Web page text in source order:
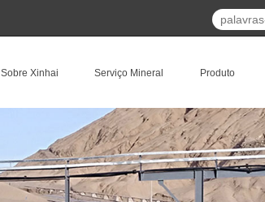
Produto
Serviço Mineral
Sobre Xinhai